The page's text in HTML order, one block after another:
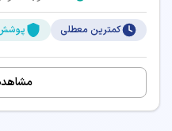
کمترین معطلی